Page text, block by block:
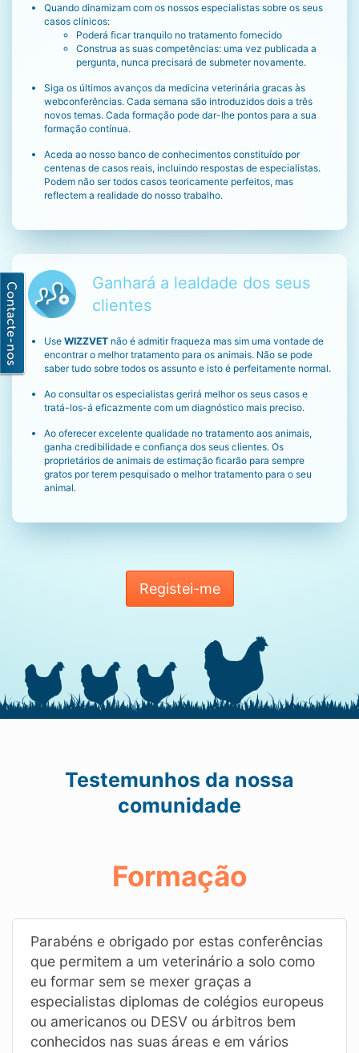
Quando dinamizam com os nossos especialistas sobre os seus
casos clínicos:
Poderá ficar tranquilo no tratamento fornecido
Construa as suas competências: uma vez publicada a
pergunta, nunca precisará de submeter novamente.
Siga os últimos avanços da medicina veterinária gracas às
webconferências. Cada semana são introduzidos dois a três
novos temas. Cada formação pode dar-lhe pontos para a sua
formação contínua.
Aceda ao nosso banco de conhecimentos constituído por
centenas de casos reais, incluindo respostas de especialistas.
Podem não ser todos casos teoricamente perfeitos, mas
reflectem a realidade do nosso trabalho.
Ganhará a lealdade dos seus
clientes
Use WIZZVET não é admitir fraqueza mas sim uma vontade de
encontrar o melhor tratamento para os animais. Não se pode
saber tudo sobre todos os assunto e isto é perfeitamente normal.
Ao consultar os especialistas gerirá melhor os seus casos e
tratá-los-á eficazmente com um diagnóstico mais preciso.
Ao oferecer excelente qualidade no tratamento aos animais,
ganha credibilidade e confiança dos seus clientes. Os
proprietários de animais de estimação ficarão para sempre
gratos por terem pesquisado o melhor tratamento para o seu
animal.
Registei-me
Testemunhos da nossa
comunidade
Formação
Parabéns e obrigado por estas conferências
que permitem a um veterinário a solo como
eu formar sem se mexer graças a
especialistas diplomas de colégios europeus
ou americanos ou DESV ou árbitros bem
conhecidos nas suas áreas e em vários